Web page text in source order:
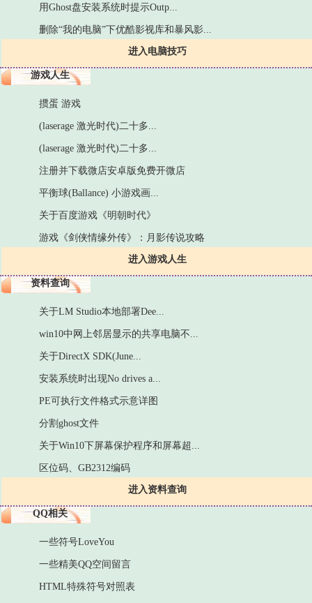
进入电脑技巧
用Ghost盘安装系统时提示Outp...
删除“我的电脑”下优酷影视库和暴风影...
游戏人生
进入游戏人生
掼蛋 游戏
(laserage 激光时代)二十多...
(laserage 激光时代)二十多...
注册并下载微店安卓版免费开微店
平衡球(Ballance) 小游戏画...
关于百度游戏《明朝时代》
游戏《剑侠情缘外传》：月影传说攻略
资料查询
进入资料查询
关于LM Studio本地部署Dee...
win10中网上邻居显示的共享电脑不...
关于DirectX SDK(June...
安装系统时出现No drives a...
PE可执行文件格式示意详图
分割ghost文件
关于Win10下屏幕保护程序和屏幕超...
区位码、GB2312编码
QQ相关
一些符号LoveYou
一些精美QQ空间留言
HTML特殊符号对照表